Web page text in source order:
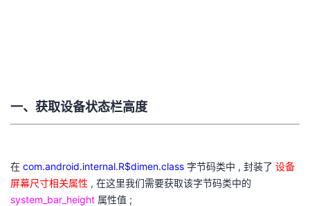
验
收
议
一、获取设备状态栏高度
在 com.android.internal.R$dimen.class 字节码类中 , 封装了 设备
屏幕尺寸相关属性 , 在这里我们需要获取该字节码类中的
system_bar_height 属性值 ;